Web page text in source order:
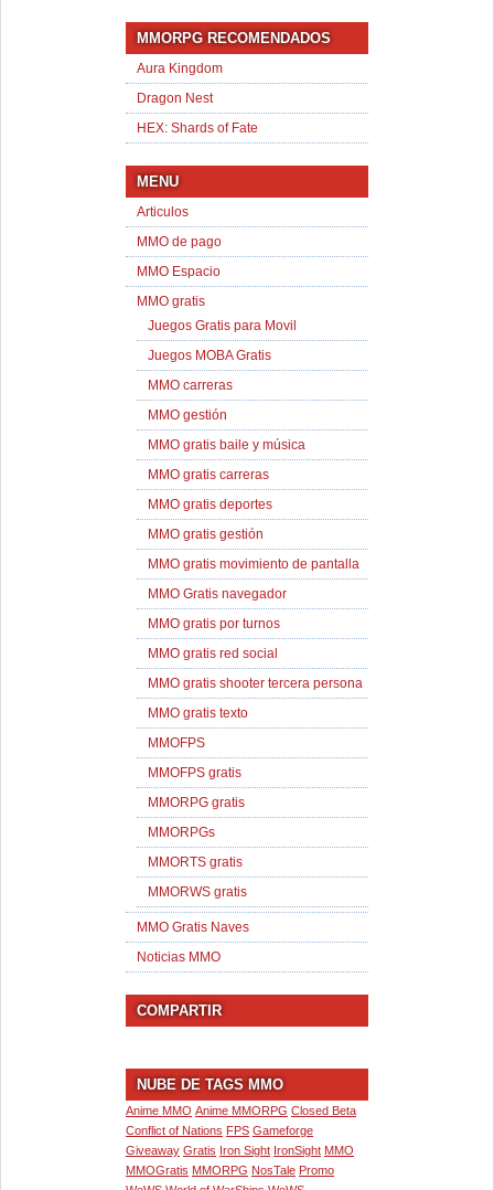
MMORPG RECOMENDADOS
Aura Kingdom
Dragon Nest
HEX: Shards of Fate
MENU
Articulos
MMO de pago
MMO Espacio
MMO gratis
Juegos Gratis para Movil
Juegos MOBA Gratis
MMO carreras
MMO gestión
MMO gratis baile y música
MMO gratis carreras
MMO gratis deportes
MMO gratis gestión
MMO gratis movimiento de pantalla
MMO Gratis navegador
MMO gratis por turnos
MMO gratis red social
MMO gratis shooter tercera persona
MMO gratis texto
MMOFPS
MMOFPS gratis
MMORPG gratis
MMORPGs
MMORTS gratis
MMORWS gratis
MMO Gratis Naves
Noticias MMO
COMPARTIR
NUBE DE TAGS MMO
Anime MMO Anime MMORPG Closed Beta
Conflict of Nations FPS Gameforge
Giveaway Gratis Iron Sight IronSight MMO
MMOGratis MMORPG NosTale Promo